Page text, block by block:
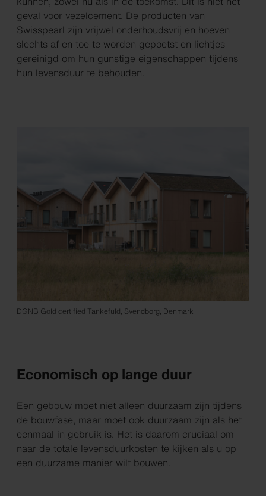
geval voor vezelcement. De producten van
Swisspearl zijn vrijwel onderhoudsvrij en hoeven
slechts af en toe te worden gepoetst en lichtjes
gereinigd om hun gunstige eigenschappen tijdens
hun levensduur te behouden.
DGNB Gold certified Tankefuld, Svendborg, Denmark
Economisch op lange duur
Een gebouw moet niet alleen duurzaam zijn tijdens
de bouwfase, maar moet ook duurzaam zijn als het
eenmaal in gebruik is. Het is daarom cruciaal om
naar de totale levensduurkosten te kijken als u op
een duurzame manier wilt bouwen.